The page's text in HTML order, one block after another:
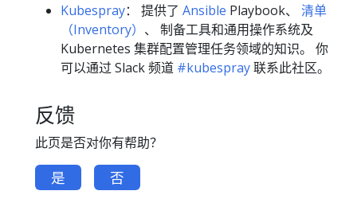
Kubespray： 提供了 Ansible Playbook、 清单
（Inventory） 、 制备工具和通用操作系统及
Kubernetes 集群配置管理任务领域的知识。 你
可以通过 Slack 频道 #kubespray联系此社区。
反馈
此页是否对你有帮助？
是 否